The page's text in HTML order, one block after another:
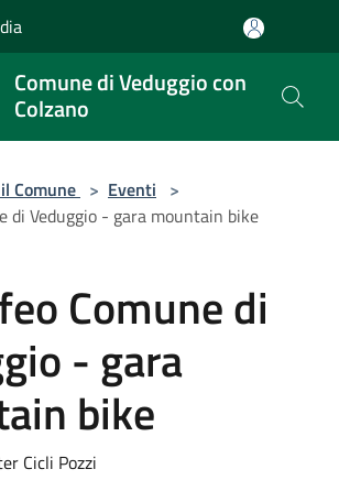
Comune di Veduggio con
Colzano
Comune > Eventi >
di Veduggio - gara mountain bike
Comune di
- gara
bike
Cicli Pozzi